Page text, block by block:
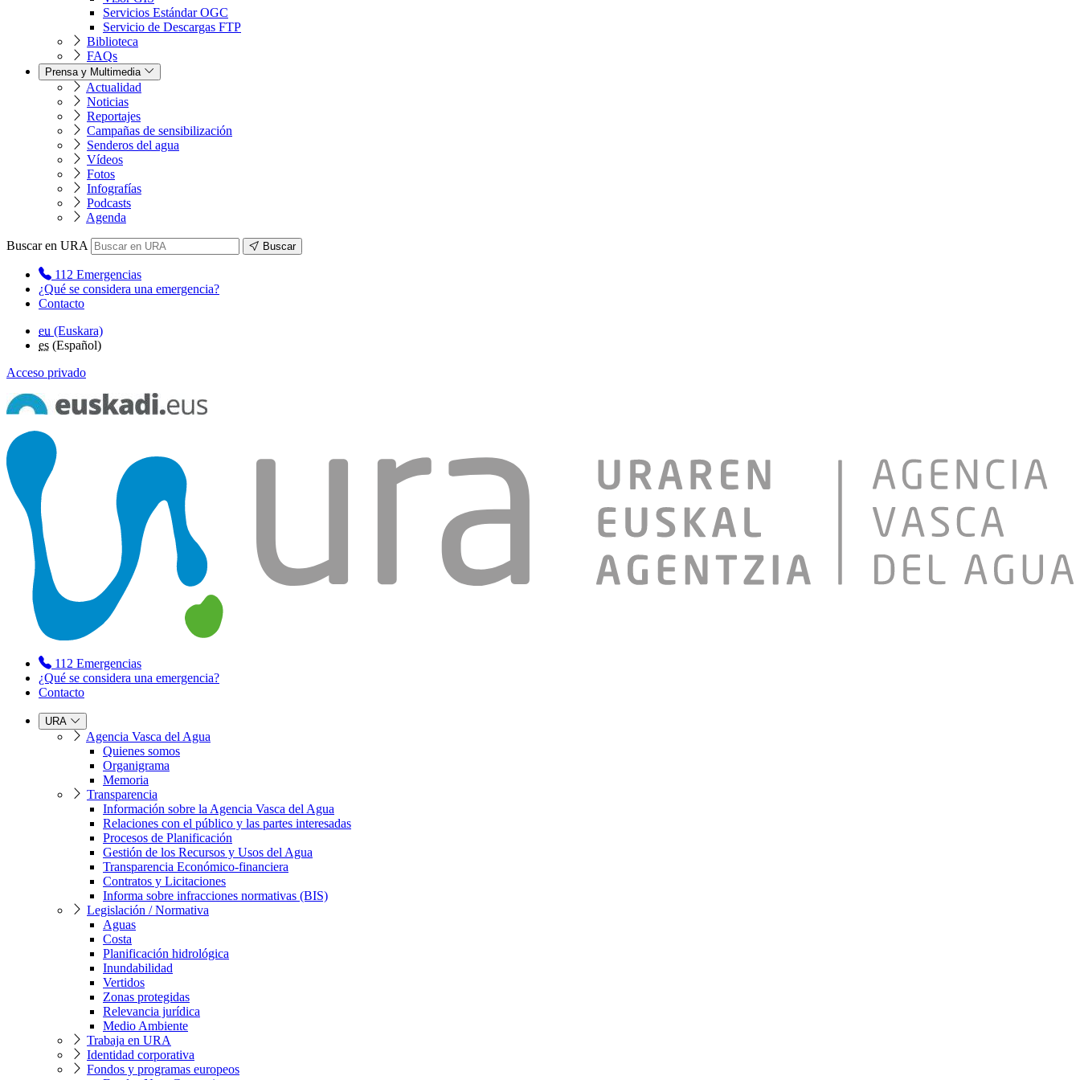
Servicios Estándar OGC
Servicio de Descargas FTP
Biblioteca
FAQs
Prensa y Multimedia
Actualidad
Noticias
Reportajes
Campañas de sensibilización
Senderos del agua
Vídeos
Fotos
Infografías
Podcasts
Agenda
Buscar en URA Buscar
112 Emergencias
¿Qué se considera una emergencia?
Contacto
eu (Euskara)
es (Español)
Acceso privado
112 Emergencias
¿Qué se considera una emergencia?
Contacto
URA
Agencia Vasca del Agua
Quienes somos
Organigrama
Memoria
Transparencia
Información sobre la Agencia Vasca del Agua
Relaciones con el público y las partes interesadas
Procesos de Planificación
Gestión de los Recursos y Usos del Agua
Transparencia Económico-financiera
Contratos y Licitaciones
Informa sobre infracciones normativas (BIS)
Legislación / Normativa
Aguas
Costa
Planificación hidrológica
Inundabilidad
Vertidos
Zonas protegidas
Relevancia jurídica
Medio Ambiente
Trabaja en URA
Identidad corporativa
Fondos y programas europeos